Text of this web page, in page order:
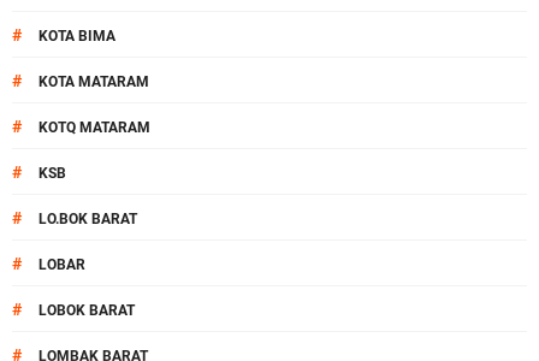
# KOTA BIMA
# KOTA MATARAM
# KOTQ MATARAM
# KSB
# LO.BOK BARAT
# LOBAR
# LOBOK BARAT
# LOMBAK BARAT